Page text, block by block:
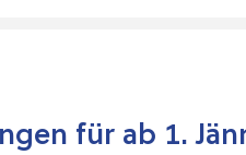
für ab 1.